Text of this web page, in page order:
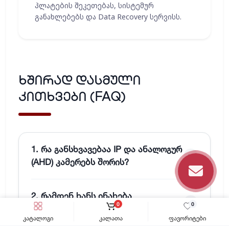
კატალოგი ფავორიტები
0
კალათა
0
პლატების შეკეთებას, სისტემურ
განახლებებს და Data Recovery სერვისს.
ხშირად დასმული
კითხვები (FAQ)
1. რა განსხვავებაა IP და ანალოგურ
(AHD) კამერებს შორის?
სიგნალს, უზრუნველყოფს ბევრად
მაღალ რეზოლუციას (4K-მდე),
2. რამდენ ხანს ინახება
ვიდეოჩანაწერი არქივში?